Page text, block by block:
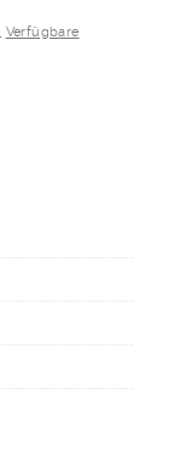
Verfügbare